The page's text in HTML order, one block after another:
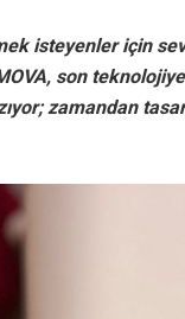
isteyenler için
son
zamandan